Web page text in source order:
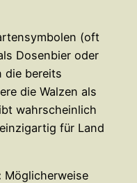
(oft
Dosenbier oder
die bereits
die Walzen als
wahrscheinlich
für Land
Möglicherweise